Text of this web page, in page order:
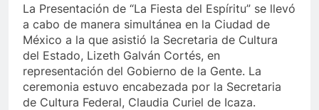
La Presentación de “La Fiesta del Espíritu” se llevó
a cabo de manera simultánea en la Ciudad de
México a la que asistió la Secretaria de Cultura
del Estado, Lizeth Galván Cortés, en
representación del Gobierno de la Gente. La
ceremonia estuvo encabezada por la Secretaria
de Cultura Federal, Claudia Curiel de Icaza.